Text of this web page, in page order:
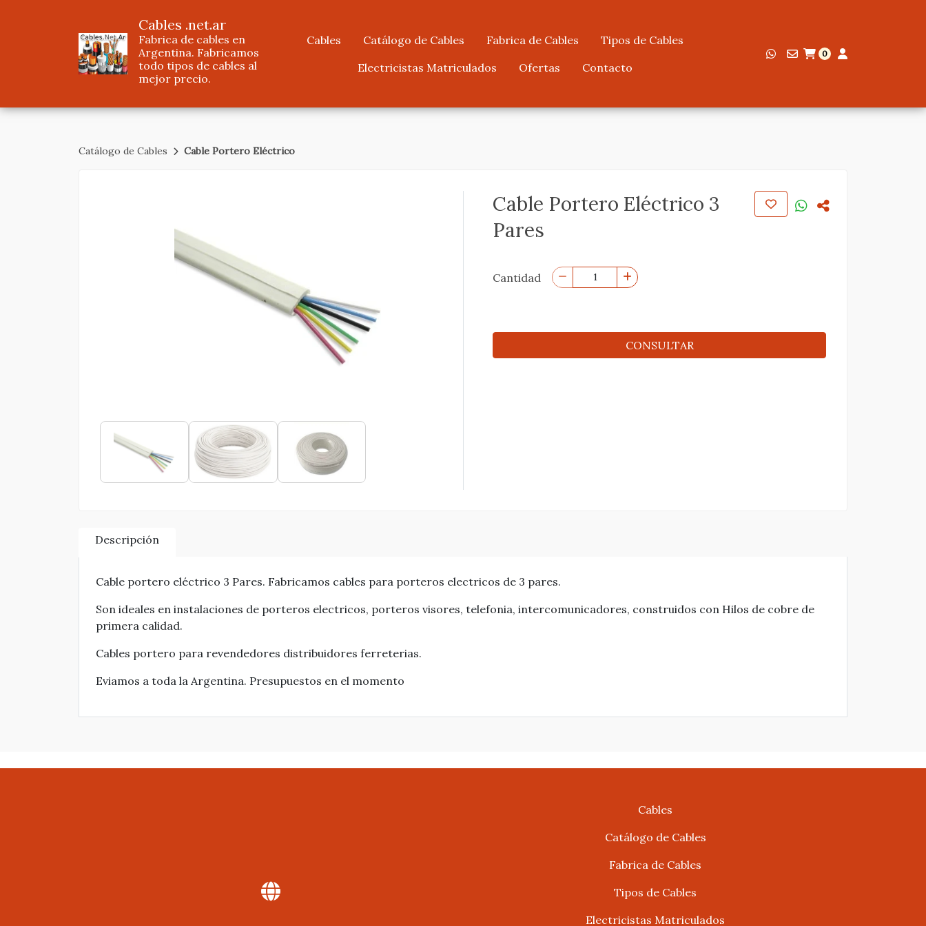
Cables .net.ar
Fabrica de cables en
Argentina. Fabricamos
todo tipos de cables al
mejor precio.
Cables Catálogo de Cables Fabrica de Cables
Tipos de Cables
Electricistas Matriculados
Ofertas Contacto
0
Catálogo de Cables Cable Portero Eléctrico
Cable Portero Eléctrico 3
Pares
Cantidad
CONSULTAR
Descripción
Cable portero eléctrico 3 Pares. Fabricamos cables para porteros electricos de 3 pares.
Son ideales en instalaciones de porteros electricos, porteros visores, telefonia, intercomunicadores, construidos con Hilos de cobre de
primera calidad.
Cables portero para revendedores distribuidores ferreterias.
Eviamos a toda la Argentina. Presupuestos en el momento
Cables
Catálogo de Cables
Fabrica de Cables
Tipos de Cables
Electricistas Matriculados